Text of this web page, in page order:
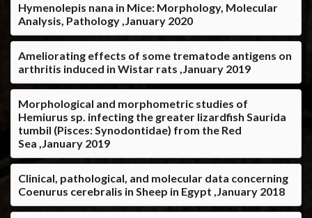
Hymenolepis nana in Mice: Morphology, Molecular
Analysis, Pathology ,January 2020
Ameliorating effects of some trematode antigens on
arthritis induced in Wistar rats ,January 2019
Morphological and morphometric studies of
Hemiurus sp. infecting the greater lizardfish Saurida
tumbil (Pisces: Synodontidae) from the Red
Sea ,January 2019
Clinical, pathological, and molecular data concerning
Coenurus cerebralis in Sheep in Egypt ,January 2018